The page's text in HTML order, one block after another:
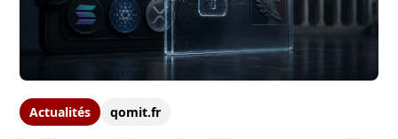
Actualités qomit.fr